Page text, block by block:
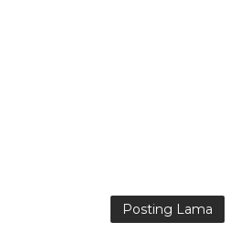
Posting Lama